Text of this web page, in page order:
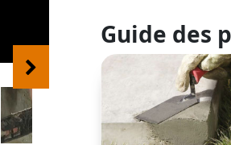
Guide des